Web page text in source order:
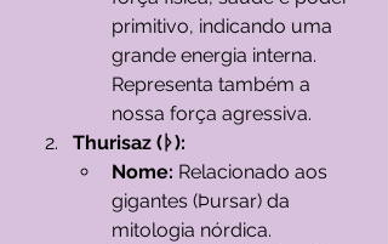
primitivo, indicando uma
grande energia interna.
Representa também a
nossa força agressiva.
Thurisaz (ᚦ):
Nome: Relacionado aos
gigantes (Þursar) da
mitologia nórdica.